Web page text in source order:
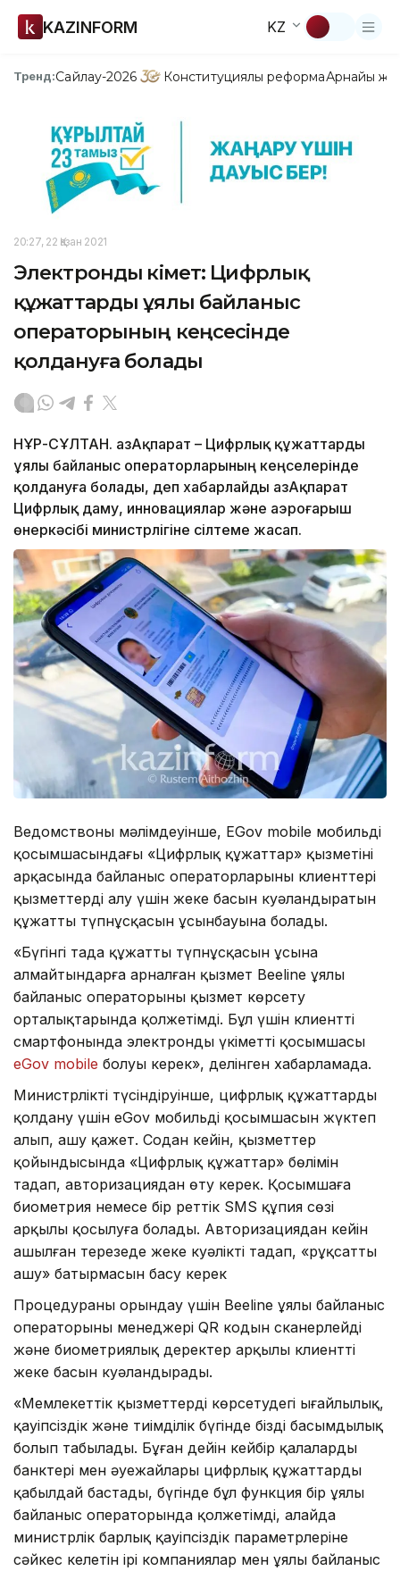
KAZINFORM KZ
Тренд:Сайлау-2026 Конституциялық реформаАрнайы
20:27, 22 Қазан 2021
Электронды үкімет: Цифрлық
құжаттарды ұялы байланыс
операторының кеңсесінде
қолдануға болады
НҰР-СҰЛТАН. ҚазАқпарат – Цифрлық құжаттарды
ұялы байланыс операторларының кеңселерінде
қолдануға болады, деп хабарлайды ҚазАқпарат
Цифрлық даму, инновациялар және аэроғарыш
өнеркәсібі министрлігіне сілтеме жасап.
Ведомствоның мәлімдеуінше, EGov mobile мобильді
қосымшасындағы «Цифрлық құжаттар» қызметінің
арқасында байланыс операторларының клиенттері
қызметтерді алу үшін жеке басын куәландыратын
құжаттың түпнұсқасын ұсынбауына болады.
«Бүгінгі таңда құжаттың түпнұсқасын ұсына
алмайтындарға арналған қызмет Beeline ұялы
байланыс операторының қызмет көрсету
орталықтарында қолжетімді. Бұл үшін клиенттің
смартфонында электронды үкіметтің қосымшасы
eGov mobile болуы керек», делінген хабарламада.
Министрліктің түсіндіруінше, цифрлық құжаттарды
қолдану үшін eGov мобильді қосымшасын жүктеп
алып, ашу қажет. Содан кейін, қызметтер
қойындысында «Цифрлық құжаттар» бөлімін
таңдап, авторизациядан өту керек. Қосымшаға
биометрия немесе бір реттік SMS құпия сөзі
арқылы қосылуға болады. Авторизациядан кейін
ашылған терезеде жеке куәлікті таңдап, «рұқсатты
ашу» батырмасын басу керек
Процедураны орындау үшін Beeline ұялы байланыс
операторының менеджері QR кодын сканерлейді
және биометриялық деректер арқылы клиенттің
жеке басын куәландырады.
«Мемлекеттік қызметтерді көрсетудегі ыңғайлылық,
қауіпсіздік және тиімділік бүгінде біздің басымдылық
болып табылады. Бұған дейін кейбір қалалардың
банктері мен әуежайлары цифрлық құжаттарды
қабылдай бастады, бүгінде бұл функция бір ұялы
байланыс операторында қолжетімді, алайда
министрлік барлық қауіпсіздік параметрлеріне
сәйкес келетін ірі компаниялар мен ұялы байланыс